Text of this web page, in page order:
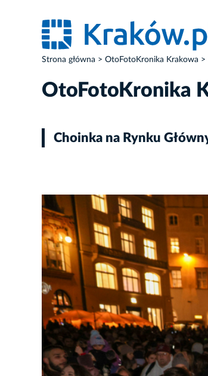
Strona główna OtoFotoKronika Krakowa
OtoFotoKronika
Choinka na Rynku